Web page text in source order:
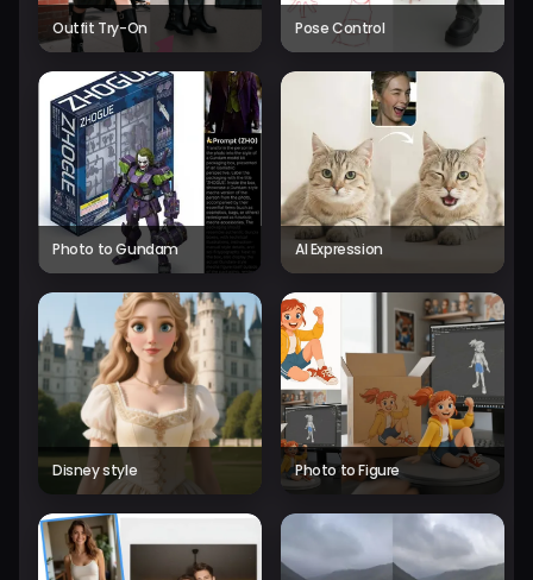
Outfit Try-On Pose Control
Photo to Gundam AI Expression
Disney style Photo to Figure